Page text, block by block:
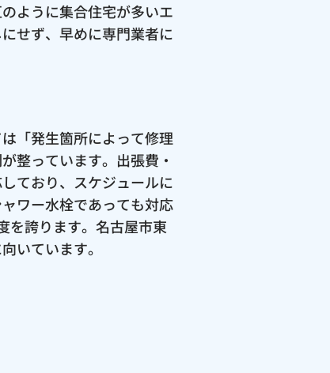
ように集合住宅が多いエ
せず、早めに専門業者に
「発生箇所によって修理
整っています。出張費・
ており、スケジュールに
ワー水栓であっても対応
を誇ります。名古屋市東
いています。